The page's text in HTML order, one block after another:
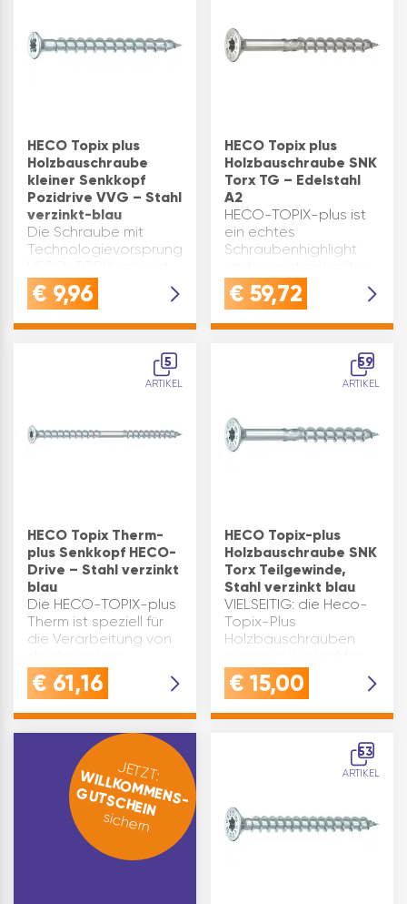
HECO Topix plus
Holzbauschraube
kleiner Senkkopf
Pozidrive VVG – Stahl
verzinkt-blau
Die Schraube mit
Technologievorsprung.
ein echtes
Schraubenhighlight
Know-how und viele
Anwendervorteile in
Holzschraubenty…
€ 9,96
HECO Topix plus
Holzbauschraube SNK
Torx TG – Edelstahl
A2
HECO-TOPIX-plus ist
ein echtes
Schraubenhighlight
technologisches
Know-how und viele
diese Heco-Topix-
€ 59,72
5
ARTIKEL
HECO Topix Therm-
plus Senkkopf HECO-
Drive – Stahl verzinkt
blau
Die HECO-TOPIX-plus
Therm ist speziell für
die Verarbeitung von
Dämmstoffen
geeignet. Mit ihren
Distanzverschraubung,
bei der das
Unterkopfgewinde d…
€ 61,16
59
ARTIKEL
HECO Topix-plus
Holzbauschraube SNK
Torx Teilgewinde,
Stahl verzinkt blau
VIELSEITIG: die Heco-
Topix-Plus
Holzbauschrauben
nahezu alle
€ 15,00
JETZT:
WILLKOMMENS-
GUTSCHEIN
sichern
53
ARTIKEL